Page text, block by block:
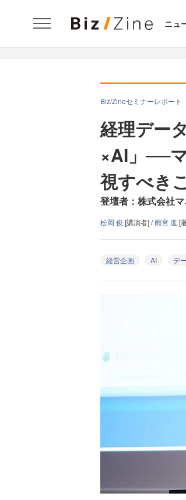
ニュ
Biz/Zineセミナーレポート
経理デー
×AI」──
視すべき
登壇者：株式会社
松岡 俊 [講演者] /雨宮 進 [
経営企画 AI デ